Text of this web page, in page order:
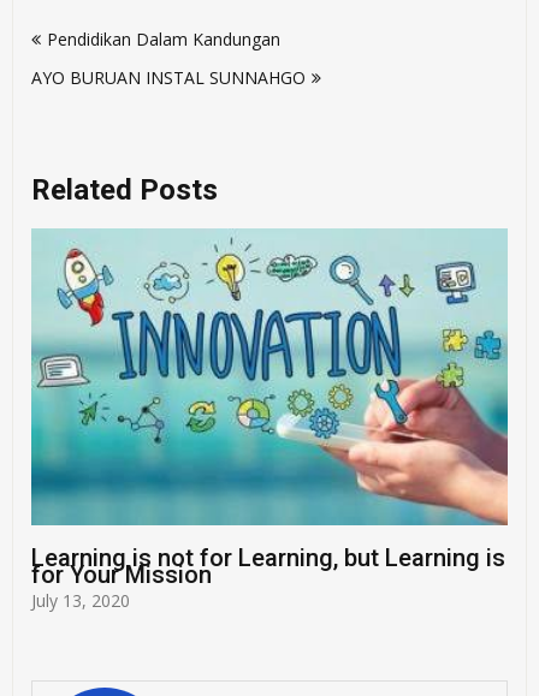
navigation
Pendidikan Dalam Kandungan
AYO BURUAN INSTAL SUNNAHGO
Related Posts
Learning is not for Learning, but Learning is
for Your Mission
July 13, 2020